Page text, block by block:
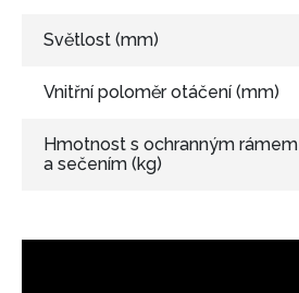
Světlost (mm)
Vnitřní poloměr otáčení (mm)
Hmotnost s ochranným rámem
a sečením (kg)